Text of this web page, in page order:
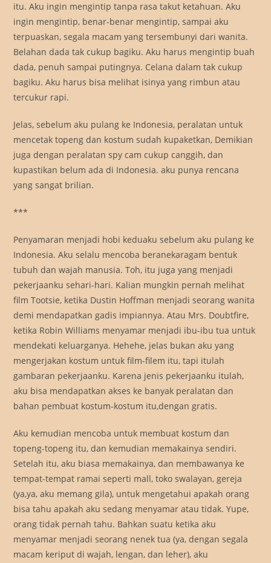
itu. Aku ingin mengintip tanpa rasa takut ketahuan. Aku
ingin mengintip, benar-benar mengintip, sampai aku
terpuaskan, segala macam yang tersembunyi dari wanita.
Belahan dada tak cukup bagiku. Aku harus mengintip buah
dada, penuh sampai putingnya. Celana dalam tak cukup
bagiku. Aku harus bisa melihat isinya yang rimbun atau
tercukur rapi.
Jelas, sebelum aku pulang ke Indonesia, peralatan untuk
mencetak topeng dan kostum sudah kupaketkan, Demikian
juga dengan peralatan spy cam cukup canggih, dan
kupastikan belum ada di Indonesia. aku punya rencana
yang sangat brilian.
***
Penyamaran menjadi hobi keduaku sebelum aku pulang ke
Indonesia. Aku selalu mencoba beranekaragam bentuk
tubuh dan wajah manusia. Toh, itu juga yang menjadi
pekerjaanku sehari-hari. Kalian mungkin pernah melihat
film Tootsie, ketika Dustin Hoffman menjadi seorang wanita
demi mendapatkan gadis impiannya. Atau Mrs. Doubtfire,
ketika Robin Williams menyamar menjadi ibu-ibu tua untuk
mendekati keluarganya. Hehehe, jelas bukan aku yang
mengerjakan kostum untuk film-filem itu, tapi itulah
gambaran pekerjaanku. Karena jenis pekerjaanku itulah,
aku bisa mendapatkan akses ke banyak peralatan dan
bahan pembuat kostum-kostum itu,dengan gratis.
Aku kemudian mencoba untuk membuat kostum dan
topeng-topeng itu, dan kemudian memakainya sendiri.
Setelah itu, aku biasa memakainya, dan membawanya ke
tempat-tempat ramai seperti mall, toko swalayan, gereja
(ya,ya, aku memang gila), untuk mengetahui apakah orang
bisa tahu apakah aku sedang menyamar atau tidak. Yupe,
orang tidak pernah tahu. Bahkan suatu ketika aku
menyamar menjadi seorang nenek tua (ya, dengan segala
macam keriput di wajah, lengan, dan leher), aku